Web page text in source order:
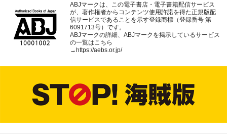
ABJマークは、この電子書店・電子書籍配信サービス
が、著作権者からコンテンツ使用許諾を得た正規版配
信サービスであることを示す登録商標（登録番号 第
6091713号）です。
ABJマークの詳細、ABJマークを掲示しているサービス
の一覧はこちら
→https://aebs.or.jp/